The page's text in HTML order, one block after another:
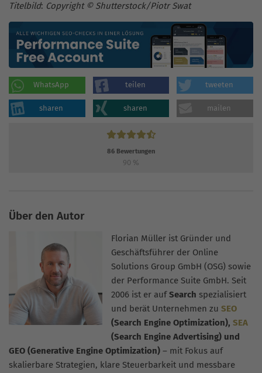
Titelbild: Copyright © Shutterstock/Piotr Swat
WhatsApp teilen tweeten
sharen sharen mailen
86 Bewertungen
90 %
Über den Autor
Florian Müller ist Gründer und
Geschäftsführer der Online
Solutions Group GmbH (OSG) sowie
der Performance Suite GmbH. Seit
2006 ist er aufSearch spezialisiert
und berät Unternehmen zu SEO
(Search Engine Optimization), SEA
(Search Engine Advertising) und
GEO (Generative Engine Optimization) – mit Fokus auf
skalierbare Strategien, klare Steuerbarkeit und messbare